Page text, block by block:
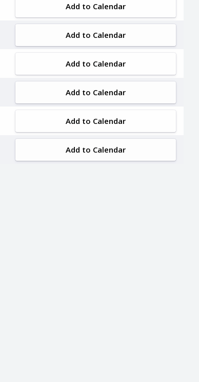
Add to Calendar
Add to Calendar
Add to Calendar
Add to Calendar
Add to Calendar
Add to Calendar